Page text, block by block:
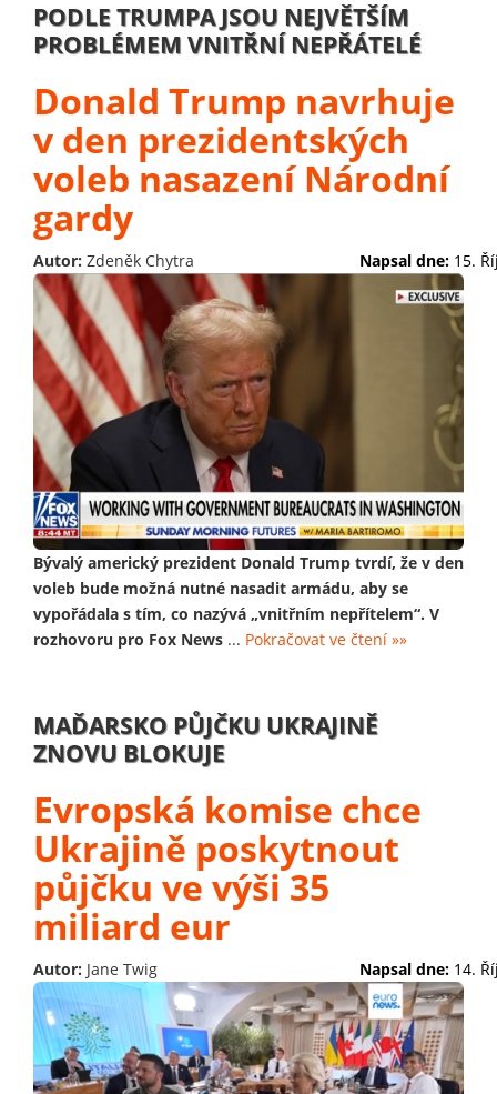
PODLE TRUMPA JSOU NEJVĚTŠÍM
PROBLÉMEM VNITŘNÍ NEPŘÁTELÉ
Donald Trump navrhuje
v den prezidentských
voleb nasazení Národní
gardy
Autor: Zdeněk Chytra Napsal dne: 15.
Bývalý americký prezident Donald Trump tvrdí, že v den
voleb bude možná nutné nasadit armádu, aby se
vypořádala s tím, co nazývá „vnitřním nepřítelem“. V
rozhovoru pro Fox News ... Pokračovat ve čtení »»
MAĎARSKO PŮJČKU UKRAJINĚ
ZNOVU BLOKUJE
Evropská komise chce
Ukrajině poskytnout
půjčku ve výši 35
miliard eur
Autor: Jane Twig Napsal dne: 14.